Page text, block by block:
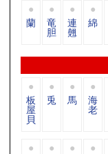
蘭 竜
胆
連
翹
綿
板
屋
貝
兎 馬 海
老